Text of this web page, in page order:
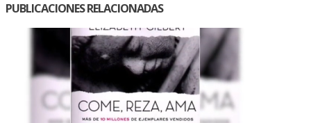
PUBLICACIONES RELACIONADAS